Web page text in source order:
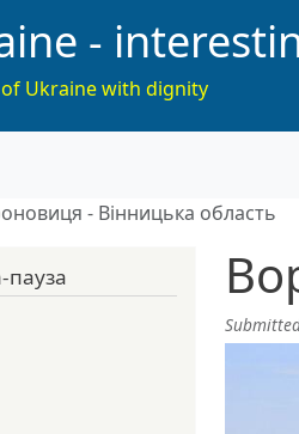
-
Ukraine with dignity
- Вінницька область
пауза